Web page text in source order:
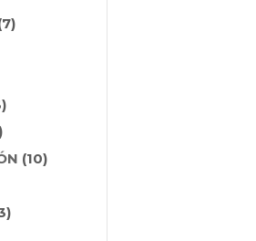
77
3
PRODUCTOS
1010
13